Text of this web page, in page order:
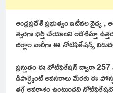
ఆంధ్రప్రదేశ్ ప్రభుత్వం ఇటీవల వైద్య
త్వరగా భర్తీ చేయాలని ఆదేశిస్తూ
జిల్లాల వారీగా ఈ నోటిఫికేషన్స్
ప్రస్తుతం ఈ నోటిఫికేషన్ ద్వారా 257
డిపార్ట్మెంట్ అవసరాలు మేరకు ఈ
తగ్గే అవకాశం ఉంటుందని